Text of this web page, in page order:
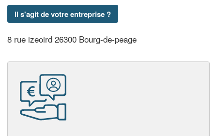
Il s'agit de votre entreprise ?
8 rue izeoird 26300 Bourg-de-peage